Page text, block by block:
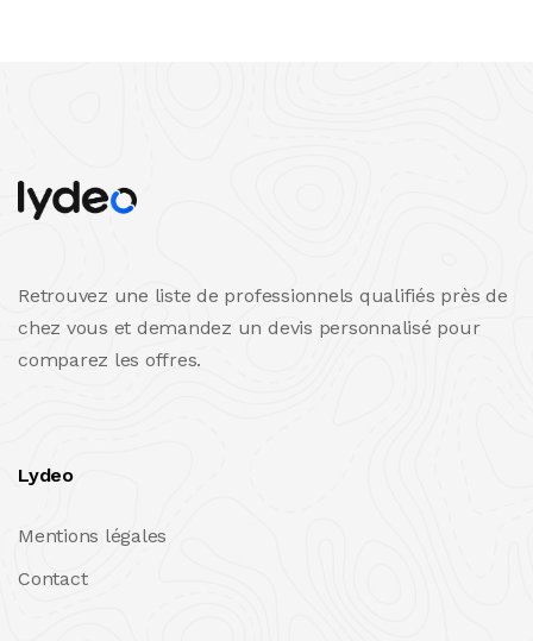
Retrouvez une liste de professionnels qualifiés près de
chez vous et demandez un devis personnalisé pour
comparez les offres.
Lydeo
Mentions légales
Contact